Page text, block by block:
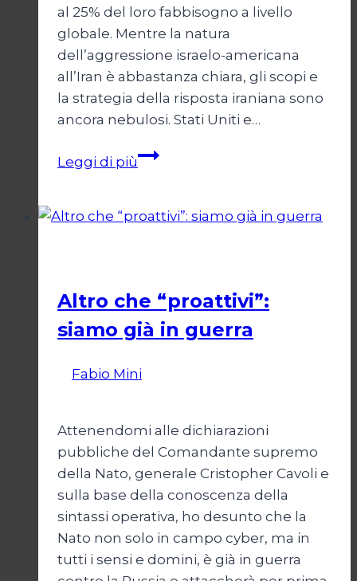
al 25% del loro fabbisogno a livello
globale. Mentre la natura
dell’aggressione israelo-americana
all’Iran è abbastanza chiara, gli scopi e
la strategia della risposta iraniana sono
ancora nebulosi. Stati Uniti e…
Leggi di piùUSA-
guai.
pentiti
Altro che “proattivi”:
siamo già in guerra
Fabio Mini
Attenendomi alle dichiarazioni
pubbliche del Comandante supremo
della Nato, generale Cristopher Cavoli e
sulla base della conoscenza della
sintassi operativa, ho desunto che la
Nato non solo in campo cyber, ma in
tutti i sensi e domini, è già in guerra